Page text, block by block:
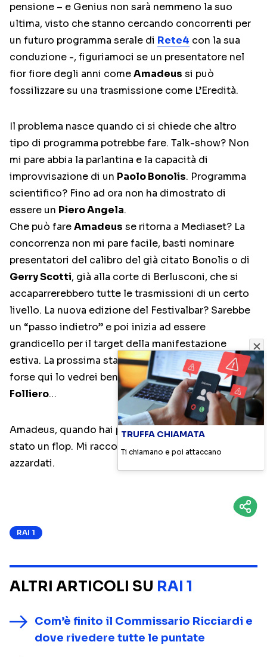
pensione – e Genius non sarà nemmeno la suo
ultima, visto che stanno cercando concorrenti per
un futuro programma serale di Rete4 con la sua
conduzione -, figuriamoci se un presentatore nel
fior fiore degli anni comeAmadeus si può
fossilizzare su una trasmissione come L’Eredità.
Il problema nasce quando ci si chiede che altro
tipo di programma potrebbe fare. Talk-show? Non
mi pare abbia la parlantina e la capacità di
improvvisazione di un Paolo Bonolis. Programma
scientifico? Fino ad ora non ha dimostrato di
essere un Piero Angela.
Che può fareAmadeus se ritorna a Mediaset? La
concorrenza non mi pare facile, basti nominare
presentatori del calibro del già citato Bonolis o di
Gerry Scotti, già alla corte di Berlusconi, che si
accaparrerebbero tutte le trasmissioni di un certo
livello. La nuova edizione del Festivalbar? Sarebbe
un “passo indietro” e poi inizia ad essere
grandicello per il target della manifestazione
estiva. La prossima stagione di Stranamore? Ecco,
forse qui lo vedrei bene. D’altronde, se l’ha fatto la
Folliero…
Amadeus, quando hai provato a fareMusic Farm
stato un flop. Mi raccomando, non fare passi
azzardati.
RAI 1
ALTRI ARTICOLI SU RAI 1
Com’è finito il Commissario Ricciardi e
dove rivedere tutte le puntate
TRUFFA CHIAMATA
Ti chiamano e poi attaccano